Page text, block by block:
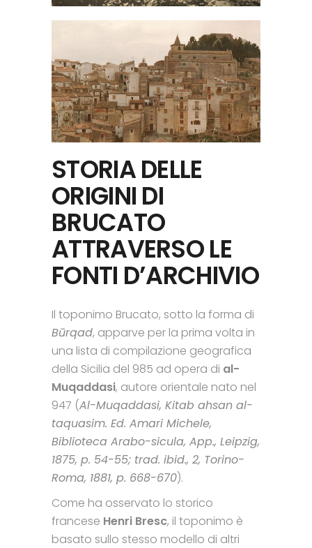
STORIA DELLE
ORIGINI DI
BRUCATO
ATTRAVERSO LE
FONTI D’ARCHIVIO
Il toponimo Brucato, sotto la forma di
Būrqad, apparve per la prima volta in
una lista di compilazione geografica
della Sicilia del 985 ad opera di al-
Muqaddasi, autore orientale nato nel
947 (Al-Muqaddasi, Kitab ahsan al-
taquasim. Ed. Amari Michele,
Biblioteca Arabo-sicula, App., Leipzig,
1875, p. 54-55; trad. ibid., 2, Torino-
Roma, 1881, p. 668-670).
Come ha osservato lo storico
francese Henri Bresc, il toponimo è
basato sullo stesso modello di altri